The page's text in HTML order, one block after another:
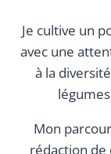
Je cultive un
avec une
à la
Mon
rédaction de